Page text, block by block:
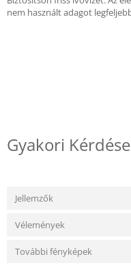
nem használt adagot
Gyakori
Jellemzők
Vélemények
További fényképek